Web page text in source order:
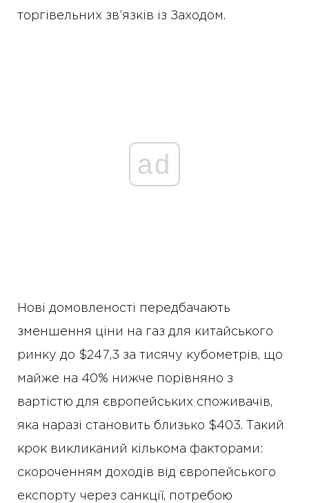
торгівельних зв’язків із Заходом.
ad
Нові домовленості передбачають
зменшення ціни на газ для китайського
ринку до $247,3 за тисячу кубометрів, що
майже на 40% нижче порівняно з
вартістю для європейських споживачів,
яка наразі становить близько $403. Такий
крок викликаний кількома факторами:
скороченням доходів від європейського
експорту через санкції, потребою